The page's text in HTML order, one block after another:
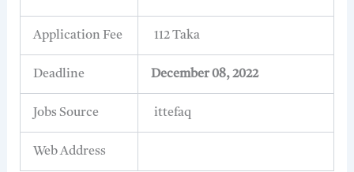
Application Fee 112 Taka
Deadline December 08, 2022
Jobs Source ittefaq
Web Address